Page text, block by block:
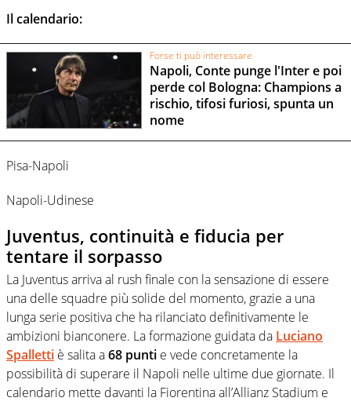
Il calendario:
Forse ti può interessare
Napoli, Conte punge l'Inter e poi
perde col Bologna: Champions a
rischio, tifosi furiosi, spunta un
nome
Pisa-Napoli
Napoli-Udinese
Juventus, continuità e fiducia per
tentare il sorpasso
La Juventus arriva al rush finale con la sensazione di essere
una delle squadre più solide del momento, grazie a una
lunga serie positiva che ha rilanciato definitivamente le
ambizioni bianconere. La formazione guidata da Luciano
Spalletti è salita a68 punti e vede concretamente la
possibilità di superare il Napoli nelle ultime due giornate. Il
calendario mette davanti la Fiorentina all’Allianz Stadium e